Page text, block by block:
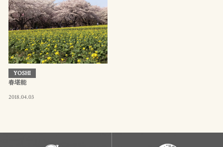
YOSHI
春堪能
2018.04.03